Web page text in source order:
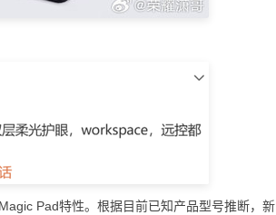
Pad特性。根据目前已知产品型号推断，新